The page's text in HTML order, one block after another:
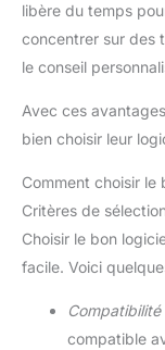
libère du temps
concentrer sur des
le conseil
Avec ces
bien choisir leur
Comment choisir le
Critères de
Choisir le bon
facile. Voici
Compatibilité
compatible